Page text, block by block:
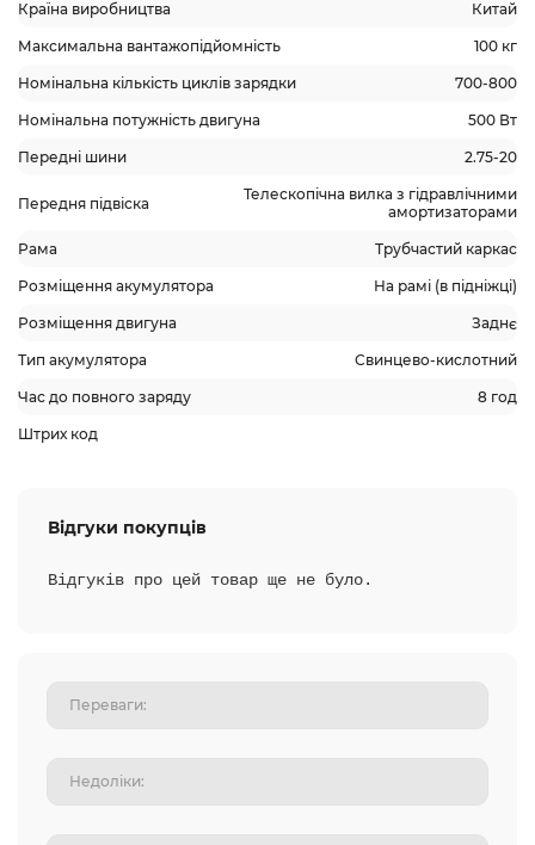
Країна виробництва Китай
Максимальна вантажопідйомність 100 кг
Номінальна кількість циклів зарядки 700-800
Номінальна потужність двигуна 500 Вт
Передні шини 2.75-20
Передня підвіска
Телескопічна вилка з гідравлічними
амортизаторами
Рама Трубчастий каркас
Розміщення акумулятора На рамі (в підніжці)
Розміщення двигуна Заднє
Тип акумулятора Свинцево-кислотний
Час до повного заряду 8 год
Штрих код
Відгуки покупців
Відгуків про цей товар ще не було.